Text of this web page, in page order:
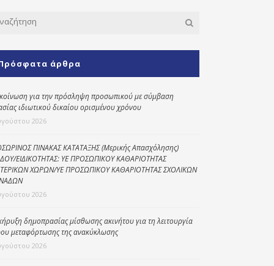
(Κ.Α.Π.Η.)
Κοινωνικό
παντοπωλείο
Kοινωνικό
φαρμακείο
Κέντρο Ημερήσιας
Φροντίδας
Ηλικιωμένων
(Κ.Η.Φ.Η.) Πρέβεζας
άρθρα
για την πρόσληψη προσωπικού με σύμβαση
ιδιωτικού δικαίου ορισμένου χρόνου
2026
ΠΙΝΑΚΑΣ ΚΑΤΑΤΑΞΗΣ (Μερικής Απασχόλησης)
ΕΙΔΙΚΟΤΗΤΑΣ: ΥΕ ΠΡΟΣΩΠΙΚΟΥ ΚΑΘΑΡΙΟΤΗΤΑΣ
ΧΩΡΩΝ/ΥΕ ΠΡΟΣΩΠΙΚΟΥ ΚΑΘΑΡΙΟΤΗΤΑΣ ΣΧΟΛΙΚΩΝ
2026
δημοπρασίας μίσθωσης ακινήτου για τη λειτουργία
μεταφόρτωσης της ανακύκλωσης
2026